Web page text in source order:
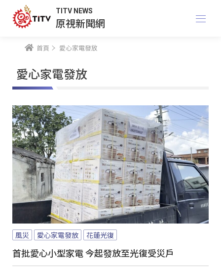
TITV NEWS
原視新聞網
首頁 愛心家電發放
愛心家電發放
風災 愛心家電發放 花蓮光復
首批愛心小型家電 今起發放至光復受災戶